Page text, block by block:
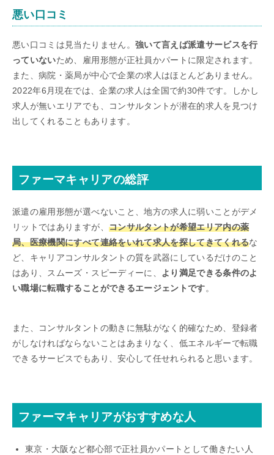
悪い口コミ
悪い口コミは見当たりません。 強いて言えば派遣サービスを行
っていないため、雇用形態が正社員かパートに限定されます。
また、病院・薬局が中心で企業の求人はほとんどありません。
2022年6月現在では、企業の求人は全国で約30件です。しかし
求人が無いエリアでも、コンサルタントが潜在的求人を見つけ
出してくれることもあります。
ファーマキャリアの総評
派遣の雇用形態が選べないこと、地方の求人に弱いことがデメ
リットではありますが、 コンサルタントが希望エリア内の薬
局、医療機関にすべて連絡をいれて求人を探してきてくれるな
ど、キャリアコンサルタントの質を武器にしているだけのこと
はあり、スムーズ・スピーディーに、 より満足できる条件のよ
い職場に転職することができるエージェントです。
また、コンサルタントの動きに無駄がなく的確なため、登録者
がしなければならないことはあまりなく、低エネルギーで転職
できるサービスでもあり、安心して任せれられると思います。
ファーマキャリアがおすすめな人
東京・大阪など都心部で正社員かパートとして働きたい人